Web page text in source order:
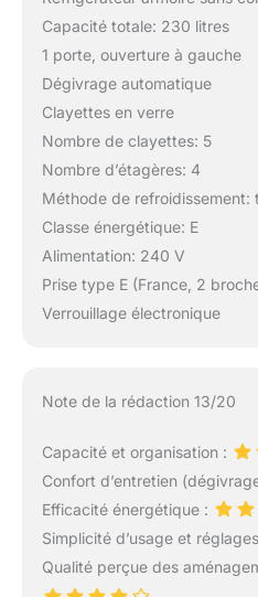
Capacité totale: 230 litres
1 porte, ouverture à gauche
Dégivrage automatique
Clayettes en verre
Nombre de clayettes: 5
Nombre d’étagères: 4
Méthode de refroidissement:
Classe énergétique: E
Alimentation: 240 V
Prise type E (France, 2
Verrouillage électronique
Note de la rédaction 13/20
Capacité et organisation :
Confort d’entretien
Efficacité énergétique :
Simplicité d’usage et
Qualité perçue des